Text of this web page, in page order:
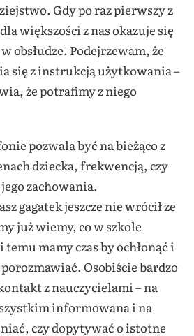
Gdy po raz pierwszy z
większości z nas okazuje się
obsłudze. Podejrzewam, że
się z instrukcją użytkowania –
że potrafimy z niego
pozwala być na bieżąco z
dziecka, frekwencją, czy
zachowania.
gagatek jeszcze nie wrócił ze
już wiemy, co w szkole
mamy czas by ochłonąć i
Osobiście bardzo
z nauczycielami – na
informowana i na
czy dopytywać o istotne